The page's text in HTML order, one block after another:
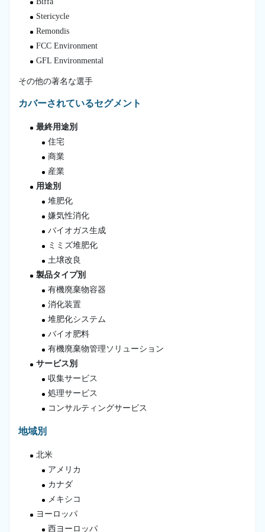
Stericycle
Remondis
FCC Environment
GFL Environmental
その他の著名な選手
カバーされているセグメント
最終用途別
住宅
商業
産業
用途別
堆肥化
嫌気性消化
バイオガス生成
ミミズ堆肥化
土壌改良
製品タイプ別
有機廃棄物容器
消化装置
堆肥化システム
バイオ肥料
有機廃棄物管理ソリューション
サービス別
収集サービス
処理サービス
コンサルティングサービス
地域別
北米
アメリカ
カナダ
メキシコ
ヨーロッパ
西ヨーロッパ